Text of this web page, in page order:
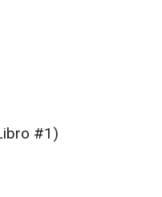
#1)